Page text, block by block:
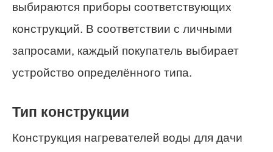
выбираются приборы соответствующих
конструкций. В соответствии с личными
запросами, каждый покупатель выбирает
устройство определённого типа.
Тип конструкции
Конструкция нагревателей воды для дачи